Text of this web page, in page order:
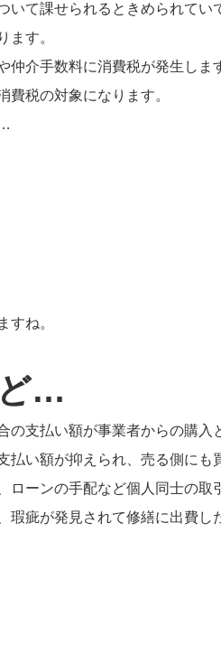
て課せられるときめられてい
ます。
仲介手数料に消費税が発生しま
税の対象になります。
すね。
…
支払い額が事業者からの購入
い額が抑えられ、売る側に
ローンの手配など個人同士の取
疵が発見されて修繕に出費